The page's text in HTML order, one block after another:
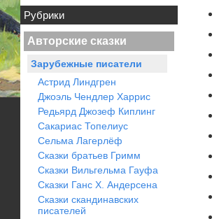
Рубрики
Авторские сказки
Зарубежные писатели
Астрид Линдгрен
Джоэль Чендлер Харрис
Редьярд Джозеф Киплинг
Сакариас Топелиус
Сельма Лагерлёф
Сказки братьев Гримм
Сказки Вильгельма Гауфа
Сказки Ганс Х. Андерсена
Сказки скандинавских
писателей